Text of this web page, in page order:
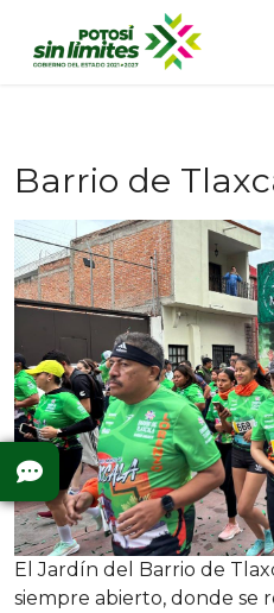
Barrio de
El Jardín del Barrio de
siempre abierto, donde se